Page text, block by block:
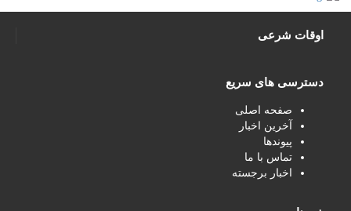
اوقات شرعی
دسترسی های سریع
صفحه اصلی
آخرین اخبار
پیوندها
تماس با ما
اخبار برجسته